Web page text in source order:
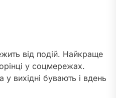
від подій. Найкраще
у соцмережах.
у вихідні бувають і вдень